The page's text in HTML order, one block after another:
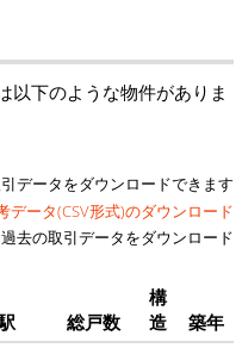
以下のような物件がありま
データをダウンロードできます
データ(CSV形式)のダウンロード
去の取引データをダウンロード
総戸数
構
造
築年